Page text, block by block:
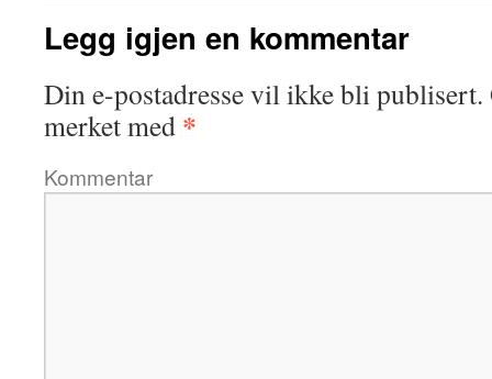
Legg igjen en kommentar
Din e-postadresse vil ikke bli publisert.
merket med *
Kommentar